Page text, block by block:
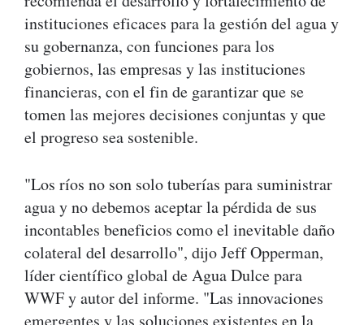
instituciones eficaces para la gestión del agua y
su gobernanza, con funciones para los
gobiernos, las empresas y las instituciones
financieras, con el fin de garantizar que se
tomen las mejores decisiones conjuntas y que
el progreso sea sostenible.
"Los ríos no son solo tuberías para suministrar
agua y no debemos aceptar la pérdida de sus
incontables beneficios como el inevitable daño
colateral del desarrollo", dijo Jeff Opperman,
líder científico global de Agua Dulce para
WWF y autor del informe. "Las innovaciones
emergentes y las soluciones existentes en la